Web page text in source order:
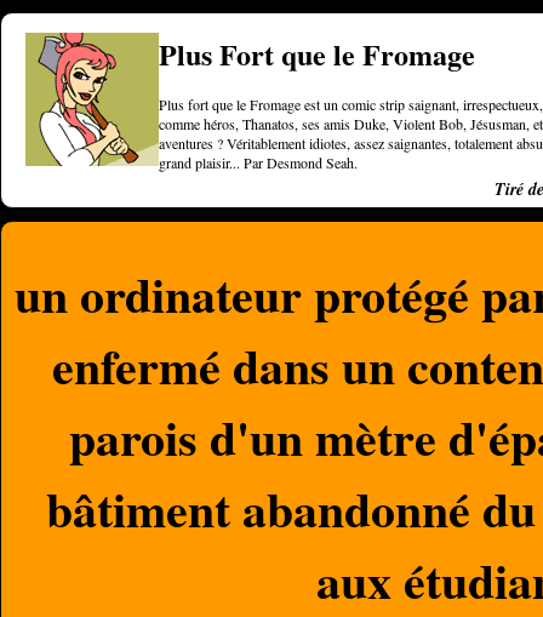
Plus Fort que le Fromage
Plus fort que le Fromage est un comic strip saignant,
comme héros, Thanatos, ses amis Duke, Violent Bob, Jésusman,
aventures ? Véritablement idiotes, assez saignantes, totalement
grand plaisir... Par Desmond Seah.
Tiré
un ordinateur protégé
enfermé dans un
parois d'un mètre
bâtiment abandonné
aux